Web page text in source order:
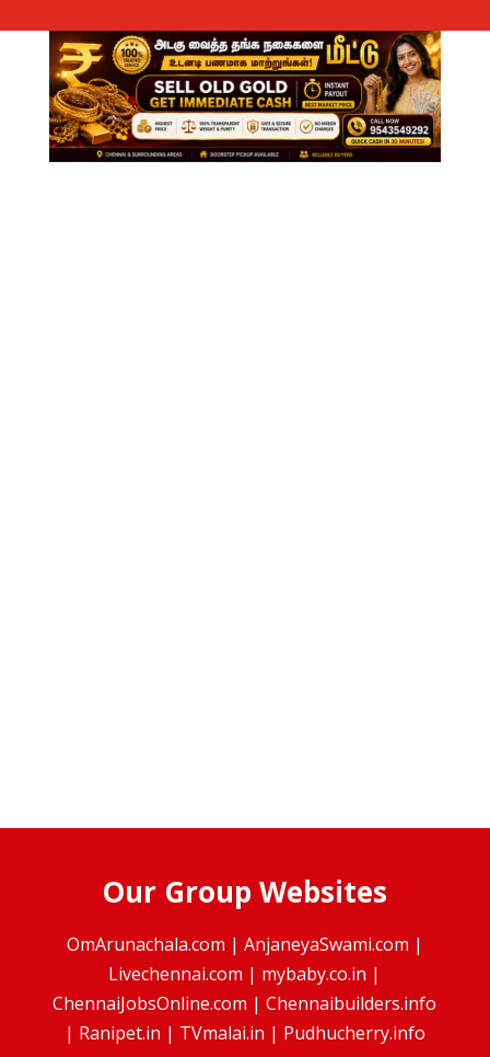
Our Group Websites
OmArunachala.com | AnjaneyaSwami.com |
Livechennai.com | mybaby.co.in |
ChennaiJobsOnline.com |Chennaibuilders.info
| Ranipet.in | TVmalai.in | Pudhucherry.info